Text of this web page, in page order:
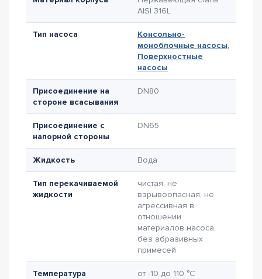
AISI 316L
Тип насоса
Консольно-
моноблочные насосы,
Поверхностные
насосы
Присоединение на
стороне всасывания
DN80
Присоединение с
напорной стороны
DN65
Жидкость Вода
Тип перекачиваемой
жидкости
чистая, не
взрывоопасная, не
агрессивная в
отношении
материалов насоса,
без абразивных
примесей
Температура
от -10 до 110 °C